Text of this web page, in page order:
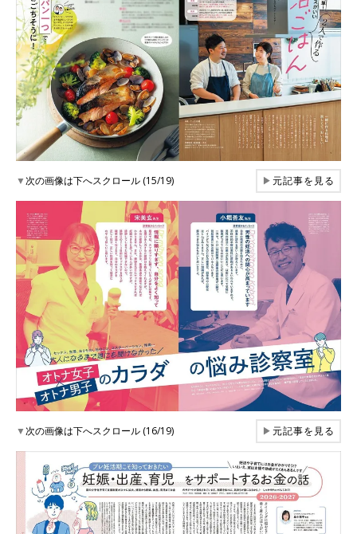
▼次の画像は下へスクロール (15/19) ▶元記事を見る
▼次の画像は下へスクロール (16/19) ▶元記事を見る